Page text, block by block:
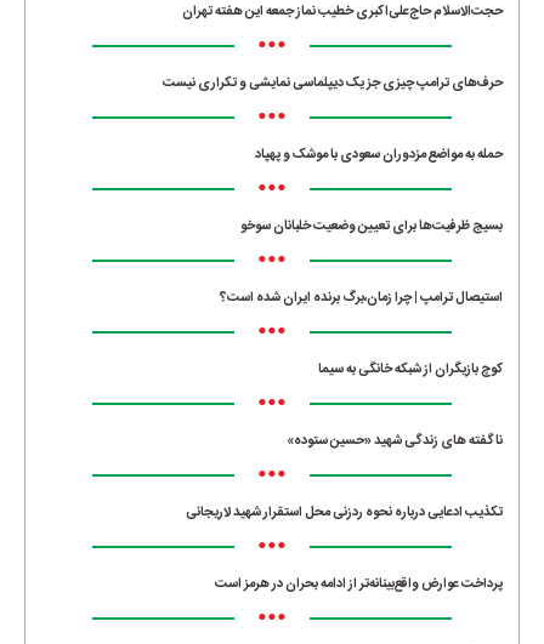
حجت‌الاسلام حاج‌علی‌اکبری خطیب نماز جمعه این هفته تهران
•••
حرف‌های ترامپ چیزی جز یک دیپلماسی نمایشی و تکراری نیست
•••
حمله به مواضع مزدوران سعودی با موشک و پهپاد
•••
بسیج ظرفیت‌ها برای تعیین وضعیت خلبانان سوخو
•••
استیصال ترامپ | چرا زمان،برگ برنده ایران شده است؟
•••
کوچ بازیگران از شبکه خانگی به سیما
•••
ناگفته های زندگی شهید «حسین ستوده»
•••
تکذیب ادعایی درباره نحوه ردزنی محل استقرار شهید لاریجانی
•••
پرداخت عوارض واقع‌بینانه‌تر از ادامه بحران در هرمز است
•••